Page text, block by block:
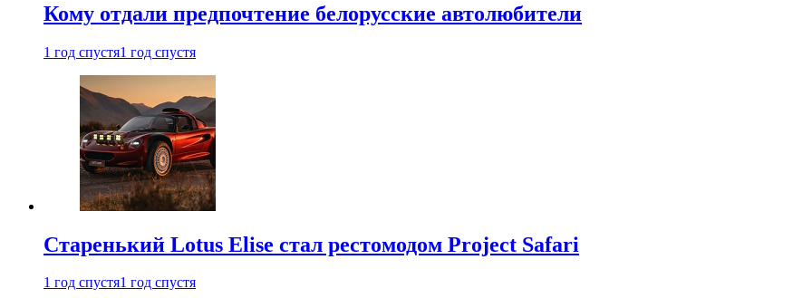
Кому отдали предпочтение белорусские автолюбители
1 год спустя1 год спустя
Старенький Lotus Elise стал рестомодом Project Safari
1 год спустя1 год спустя